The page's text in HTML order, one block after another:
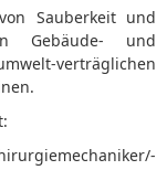
Sauberkeit und
Gebäude- und
verträglichen